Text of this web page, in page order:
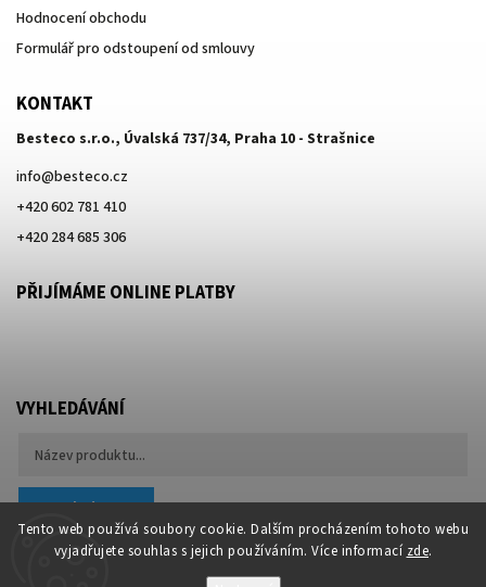
Tento web používá soubory cookie. Dalším procházením tohoto webu
vyjadřujete souhlas s jejich používáním. Více informací zde.
Hodnocení obchodu
Formulář pro odstoupení od smlouvy
KONTAKT
Besteco s.r.o., Úvalská 737/34, Praha 10 - Strašnice
info@besteco.cz
+420 602 781 410
+420 284 685 306
PŘIJÍMÁME ONLINE PLATBY
VYHLEDÁVÁNÍ
Hledat